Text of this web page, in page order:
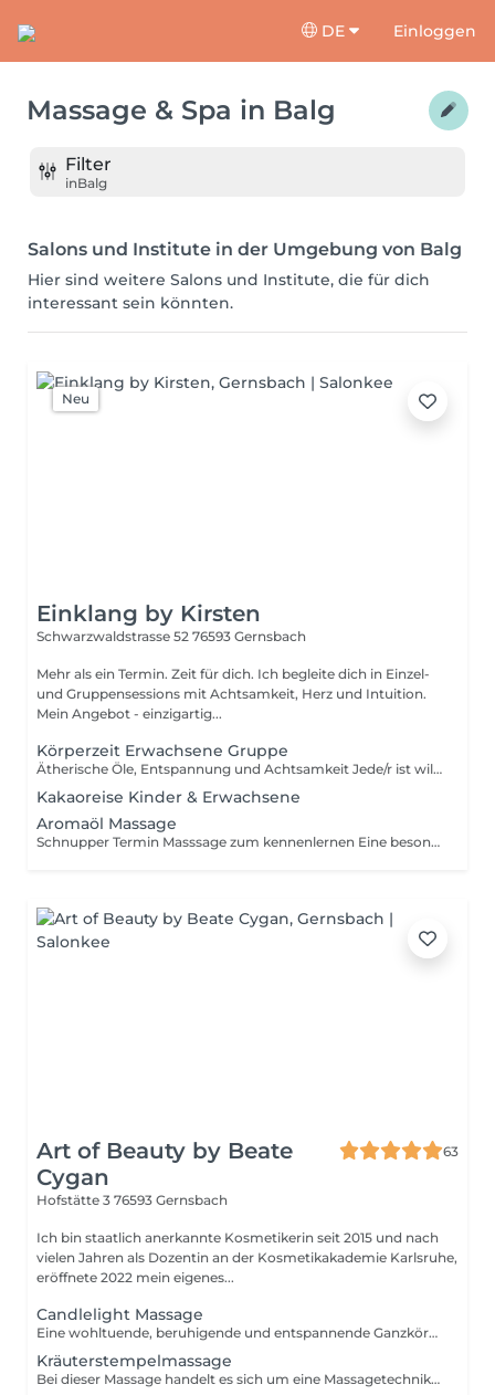
DE Einloggen
Massage & Spa in Balg
Filter
inBalg
Salons und Institute in der Umgebung von Balg
Hier sind weitere Salons und Institute, die für dich
interessant sein könnten.
Neu
Einklang by Kirsten
Schwarzwaldstrasse 52 76593 Gernsbach
Mehr als ein Termin. Zeit für dich. Ich begleite dich in Einzel-
und Gruppensessions mit Achtsamkeit, Herz und Intuition.
Mein Angebot - einzigartig...
Körperzeit Erwachsene Gruppe
Ätherische Öle, Entspannung und Achtsamkeit Jede/r ist willkommen Keine Vorkenntnisse nötig
Kakaoreise Kinder & Erwachsene
Aromaöl Massage
Schnupper Termin Masssage zum kennenlernen Eine besondere Auszeit für dich und dein Körper mit ätherischen Ölen, die Körper, Geist und Seele berühren Mehr Informationen und Details findest du auf meiner Homepage Einklang-by-Kirsten.de
Art of Beauty by Beate
Cygan
63
Hofstätte 3 76593 Gernsbach
Ich bin staatlich anerkannte Kosmetikerin seit 2015 und nach
vielen Jahren als Dozentin an der Kosmetikakademie Karlsruhe,
eröffnete 2022 mein eigenes...
Candlelight Massage
Eine wohltuende, beruhigende und entspannende Ganzkörpermassage unter Anwendung von Massagekerzen. Das Wachs der Massagekerze wird zu einem warmen, pflegenden Körper-Öl, das auf Ihrer Haut ein angenehm duftendes und geschmeidiges Gefühl hinterlässt.
Kräuterstempelmassage
Bei dieser Massage handelt es sich um eine Massagetechnik, die sich aus verschiedenen Elementen zusammensetzt und diese zu einem ganzheitlichen Massageerlebnis vereint. Kräftige Massagegriffe wirken auf das Gewebe ein und sorgen für eine nachhaltige Lockerung von Ver- spannungen. Kräuterstempel entfalten ihre Wirkung durch Wärme, ätherische Öle und wohlriechende Kräuter, deren Extrakte durch den direkten Hautkontakt tief in das Gewebe eindringen können. Die Kräuterstempelmassage fördert die Durchblutung, entspannt die Muskulatur und zieht Giftstoffe aus der Haut. Schmerzen werden hierbei gelindert und die Durchblutung wird gefördert.